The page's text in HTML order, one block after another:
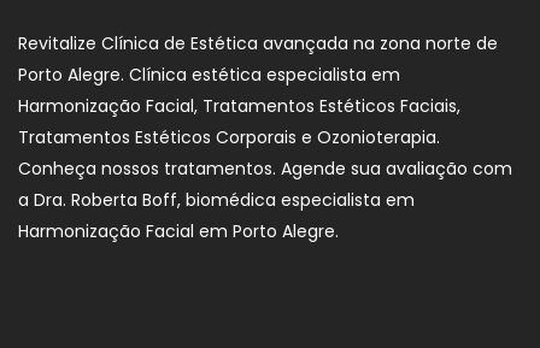
Revitalize Clínica de Estética avançada na zona norte de
Porto Alegre. Clínica estética especialista em
Harmonização Facial, Tratamentos Estéticos Faciais,
Tratamentos Estéticos Corporais e Ozonioterapia.
Conheça nossos tratamentos. Agende sua avaliação com
a Dra. Roberta Boff, biomédica especialista em
Harmonização Facial em Porto Alegre.